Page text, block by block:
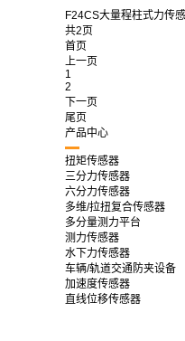
F24CS大量程柱式力传
共2页
首页
上一页
1
2
下一页
尾页
产品中心
扭矩传感器
三分力传感器
六分力传感器
多维/拉扭复合传感器
多分量测力平台
测力传感器
水下力传感器
车辆/轨道交通防夹设备
加速度传感器
直线位移传感器